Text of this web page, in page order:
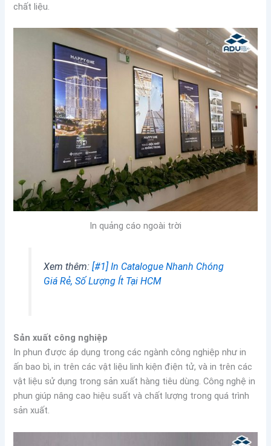
chất liệu.
In quảng cáo ngoài trời
Xem thêm: [#1] In Catalogue Nhanh Chóng
Giá Rẻ, Số Lượng Ít Tại HCM
Sản xuất công nghiệp
In phun được áp dụng trong các ngành công nghiệp như in
ấn bao bì, in trên các vật liệu linh kiện điện tử, và in trên các
vật liệu sử dụng trong sản xuất hàng tiêu dùng. Công nghệ in
phun giúp nâng cao hiệu suất và chất lượng trong quá trình
sản xuất.